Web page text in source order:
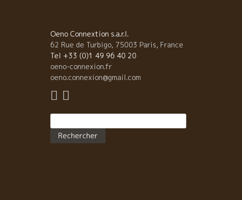
Oeno Connextion s.a.r.l.
62 Rue de Turbigo, 75003 Paris, France
Tel +33 (0)1 49 96 40 20
oeno-connexion.fr
oeno.connexion@gmail.com